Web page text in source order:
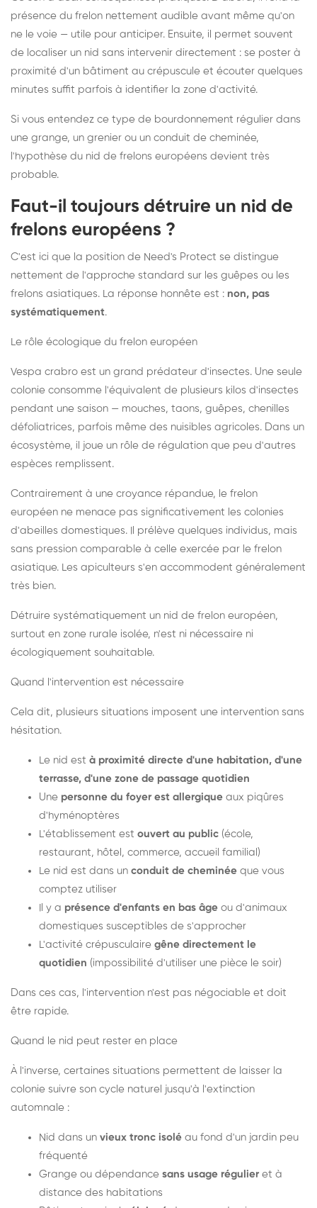
présence du frelon nettement audible avant même qu'on
ne le voie — utile pour anticiper. Ensuite, il permet souvent
de localiser un nid sans intervenir directement : se poster à
proximité d'un bâtiment au crépuscule et écouter quelques
minutes suffit parfois à identifier la zone d'activité.
Si vous entendez ce type de bourdonnement régulier dans
une grange, un grenier ou un conduit de cheminée,
l'hypothèse du nid de frelons européens devient très
probable.
Faut-il toujours détruire un nid de
frelons européens ?
C'est ici que la position de Need's Protect se distingue
nettement de l'approche standard sur les guêpes ou les
frelons asiatiques. La réponse honnête est : non, pas
systématiquement.
Le rôle écologique du frelon européen
Vespa crabro est un grand prédateur d'insectes. Une seule
colonie consomme l'équivalent de plusieurs kilos d'insectes
pendant une saison — mouches, taons, guêpes, chenilles
défoliatrices, parfois même des nuisibles agricoles. Dans un
écosystème, il joue un rôle de régulation que peu d'autres
espèces remplissent.
Contrairement à une croyance répandue, le frelon
européen ne menace pas significativement les colonies
d'abeilles domestiques. Il prélève quelques individus, mais
sans pression comparable à celle exercée par le frelon
asiatique. Les apiculteurs s'en accommodent généralement
très bien.
Détruire systématiquement un nid de frelon européen,
surtout en zone rurale isolée, n'est ni nécessaire ni
écologiquement souhaitable.
Quand l'intervention est nécessaire
Cela dit, plusieurs situations imposent une intervention sans
hésitation.
Le nid est à proximité directe d'une habitation, d'une
terrasse, d'une zone de passage quotidien
Une personne du foyer est allergique aux piqûres
d'hyménoptères
L'établissement est ouvert au public (école,
restaurant, hôtel, commerce, accueil familial)
Le nid est dans un conduit de cheminée que vous
comptez utiliser
Il y a présence d'enfants en bas âge ou d'animaux
domestiques susceptibles de s'approcher
L'activité crépusculaire gêne directement le
quotidien (impossibilité d'utiliser une pièce le soir)
Dans ces cas, l'intervention n'est pas négociable et doit
être rapide.
Quand le nid peut rester en place
À l'inverse, certaines situations permettent de laisser la
colonie suivre son cycle naturel jusqu'à l'extinction
automnale :
Nid dans un vieux tronc isolé au fond d'un jardin peu
fréquenté
Grange ou dépendance sans usage régulier et à
distance des habitations